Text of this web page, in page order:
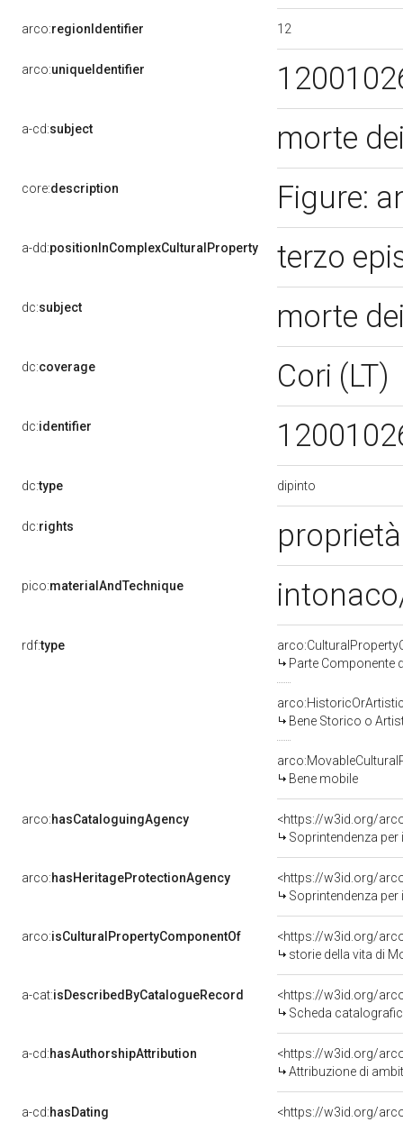
arco:regionIdentifier 12
arco:uniqueIdentifier
a-cd:subject morte
core:description Figure:
a-dd:positionInComplexCulturalProperty terzo
dc:subject morte
dc:coverage Cori (LT)
dc:identifier
dc:type dipinto
dc:rights
pico:materialAndTechnique
rdf:type
Parte Componente
Bene Storico o
Bene mobile
arco:hasCataloguingAgency
<https://w3id.org/
Soprintendenza
arco:hasHeritageProtectionAgency
<https://w3id.org/
Soprintendenza per i
arco:isCulturalPropertyComponentOf
<https://w3id.org/
storie della vita di
a-cat:isDescribedByCatalogueRecord
<https://w3id.org/
Scheda
a-cd:hasAuthorshipAttribution
<https://w3id.org/
Attribuzione di
a-cd:hasDating
<https://w3id.org/